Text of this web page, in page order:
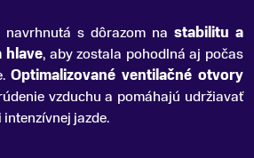
s dôrazom na stabilitu a
hlave, aby zostala pohodlná aj počas
Optimalizované ventilačné otvory
vzduchu a pomáhajú udržiavať
jazde.